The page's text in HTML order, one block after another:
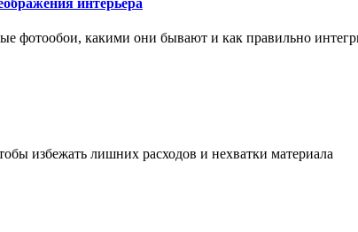
фотообои, какими они бывают и как правильно
избежать лишних расходов и нехватки материала